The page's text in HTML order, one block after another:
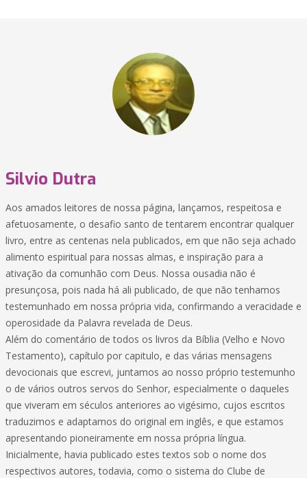
Silvio Dutra
Aos amados leitores de nossa página, lançamos, respeitosa e
afetuosamente, o desafio santo de tentarem encontrar qualquer
livro, entre as centenas nela publicados, em que não seja achado
alimento espiritual para nossas almas, e inspiração para a
ativação da comunhão com Deus. Nossa ousadia não é
presunçosa, pois nada há ali publicado, de que não tenhamos
testemunhado em nossa própria vida, confirmando a veracidade e
operosidade da Palavra revelada de Deus.
Além do comentário de todos os livros da Bíblia (Velho e Novo
Testamento), capítulo por capitulo, e das várias mensagens
devocionais que escrevi, juntamos ao nosso próprio testemunho
o de vários outros servos do Senhor, especialmente o daqueles
que viveram em séculos anteriores ao vigésimo, cujos escritos
traduzimos e adaptamos do original em inglês, e que estamos
apresentando pioneiramente em nossa própria língua.
Inicialmente, havia publicado estes textos sob o nome dos
respectivos autores, todavia, como o sistema do Clube de